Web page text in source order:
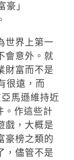
」
世界上第一
會意外。就
財富而不是
很遠，而
馬遜維持近
。作這些計
戲，大概是
豪榜之類的
，儘管不是